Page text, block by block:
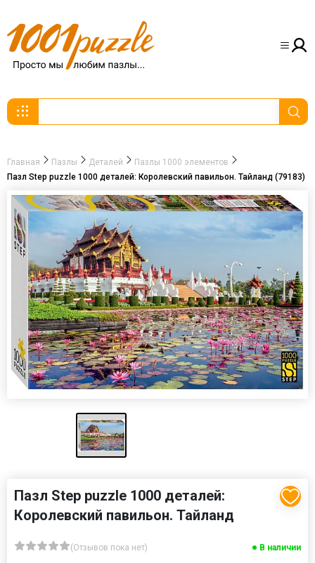
Главная Пазлы Деталей
Пазлы 1000 элементов
Пазл Step puzzle 1000 деталей: Королевский павильон. Тайланд (79183)
Пазл Step puzzle 1000 деталей:
Королевский павильон. Тайланд
(Отзывов пока нет) В наличии